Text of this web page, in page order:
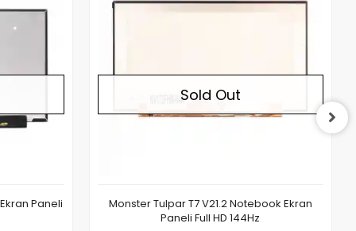
Paneli
Sold Out
Monster Tulpar T7 V21.2 Notebook Ekran
Paneli Full HD 144Hz